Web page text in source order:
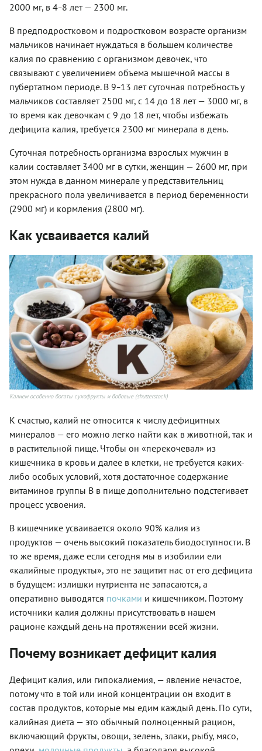
2000 мг, в 4–8 лет — 2300 мг.
В предподростковом и подростковом возрасте организм
мальчиков начинает нуждаться в большем количестве
калия по сравнению с организмом девочек, что
связывают с увеличением объема мышечной массы в
пубертатном периоде. В 9–13 лет суточная потребность у
мальчиков составляет 2500 мг, с 14 до 18 лет — 3000 мг, в
то время как девочкам с 9 до 18 лет, чтобы избежать
дефицита калия, требуется 2300 мг минерала в день.
Суточная потребность организма взрослых мужчин в
калии составляет 3400 мг в сутки, женщин — 2600 мг, при
этом нужда в данном минерале у представительниц
прекрасного пола увеличивается в период беременности
(2900 мг) и кормления (2800 мг).
Как усваивается калий
Калием особенно богаты сухофрукты и бобовые (shutterstock)
К счастью, калий не относится к числу дефицитных
минералов — его можно легко найти как в животной, так и
в растительной пище. Чтобы он «перекочевал» из
кишечника в кровь и далее в клетки, не требуется каких-
либо особых условий, хотя достаточное содержание
витаминов группы В в пище дополнительно подстегивает
процесс усвоения.
В кишечнике усваивается около 90% калия из
продуктов — очень высокий показатель биодоступности. В
то же время, даже если сегодня мы в изобилии ели
«калийные продукты», это не защитит нас от его дефицита
в будущем: излишки нутриента не запасаются, а
оперативно выводятся почками и кишечником. Поэтому
источники калия должны присутствовать в нашем
рационе каждый день на протяжении всей жизни.
Почему возникает дефицит калия
Дефицит калия, или гипокалиемия, — явление нечастое,
потому что в той или иной концентрации он входит в
состав продуктов, которые мы едим каждый день. По сути,
калийная диета — это обычный полноценный рацион,
включающий фрукты, овощи, зелень, злаки, рыбу, мясо,